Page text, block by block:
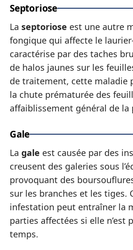
Septoriose
La septoriose est une autre
fongique qui affecte le
caractérise par des taches
de halos jaunes sur les
de traitement, cette maladie
la chute prématurée des
affaiblissement général de la
Gale
La gale est causée par des
creusent des galeries sous
provoquant des
sur les branches et les tiges.
infestation peut entraîner la
parties affectées si elle n’est
temps.